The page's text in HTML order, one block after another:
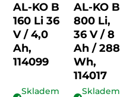
AL-KO B
160 Li 36
V / 4,0
Ah,
114099
Skladem
AL-KO B
800 Li,
36 V / 8
Ah / 288
Wh,
114017
Skladem